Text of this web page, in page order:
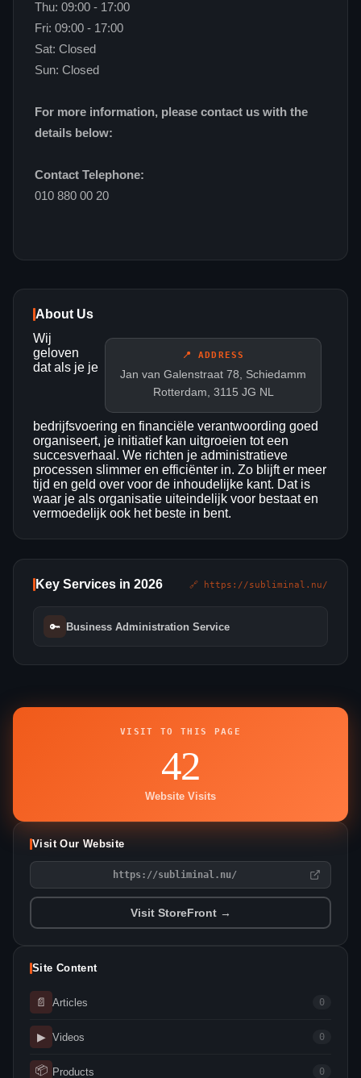
Thu: 09:00 - 17:00
Fri: 09:00 - 17:00
Sat: Closed
Sun: Closed
For more information, please contact us with the
details below:
Contact Telephone:
010 880 00 20
About Us
📍 ADDRESS
Jan van Galenstraat 78, Schiedamm
Rotterdam, 3115 JG NL
Wij
geloven
dat als je je
bedrijfsvoering en financiële verantwoording goed
organiseert, je initiatief kan uitgroeien tot een
succesverhaal. We richten je administratieve
processen slimmer en efficiënter in. Zo blijft er meer
tijd en geld over voor de inhoudelijke kant. Dat is
waar je als organisatie uiteindelijk voor bestaat en
vermoedelijk ook het beste in bent.
Key Services in 2026 🔗 https://subliminal.nu/
🔑 Business Administration Service
VISIT TO THIS PAGE
42
Website Visits
Visit Our Website
https://subliminal.nu/
Visit StoreFront →
Site Content
📄 Articles 0
▶ Videos 0
📦 Products 0